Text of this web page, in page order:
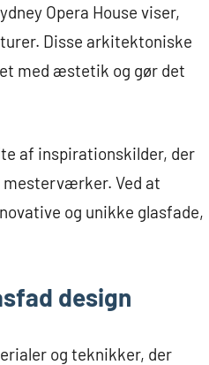
Opera House viser,
Disse arkitektoniske
med æstetik og gør det
af inspirationskilder, der
Ved at
og unikke glasfade,
design
og teknikker, der